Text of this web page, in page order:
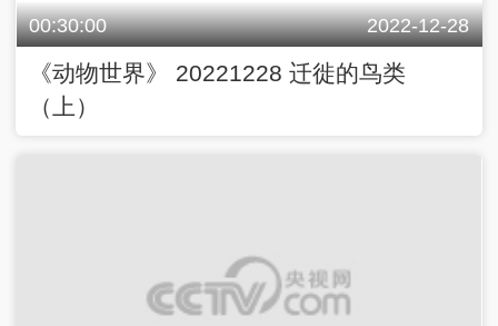
00:30:00 2022-12-28
《动物世界》 20221228 迁徙的鸟类
（上）